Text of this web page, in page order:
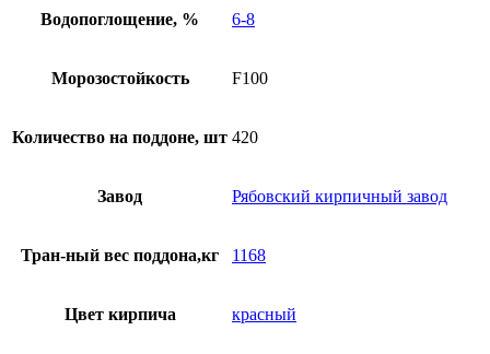
Водопоглощение, % 6-8
Морозостойкость F100
Количество на поддоне, шт 420
Завод Рябовский кирпичный завод
Тран-ный вес поддона,кг 1168
Цвет кирпича красный